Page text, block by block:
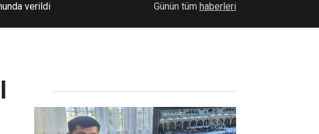
Filistin Vicdan Konvoyu'nda hidayete eren
Günün tüm haberleri